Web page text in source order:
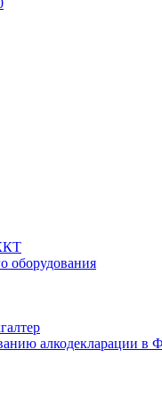
оборудования
алкодекларации в